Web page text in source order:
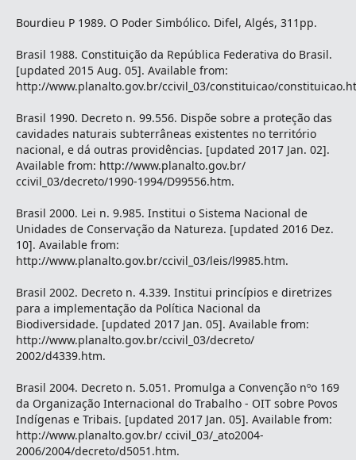
Bourdieu P 1989. O Poder Simbólico. Difel, Algés, 311pp.
Brasil 1988. Constituição da República Federativa do Brasil.
[updated 2015 Aug. 05]. Available from:
http://www.planalto.gov.br/ccivil_03/constituicao/
Brasil 1990. Decreto n. 99.556. Dispõe sobre a proteção das
cavidades naturais subterrâneas existentes no território
nacional, e dá outras providências. [updated 2017 Jan. 02].
Available from: http://www.planalto.gov.br/
ccivil_03/decreto/1990-1994/D99556.htm.
Brasil 2000. Lei n. 9.985. Institui o Sistema Nacional de
Unidades de Conservação da Natureza. [updated 2016 Dez.
10]. Available from:
http://www.planalto.gov.br/ccivil_03/leis/l9985.htm.
Brasil 2002. Decreto n. 4.339. Institui princípios e diretrizes
para a implementação da Política Nacional da
Biodiversidade. [updated 2017 Jan. 05]. Available from:
http://www.planalto.gov.br/ccivil_03/decreto/
2002/d4339.htm.
Brasil 2004. Decreto n. 5.051. Promulga a Convenção nºo 169
da Organização Internacional do Trabalho - OIT sobre Povos
Indígenas e Tribais. [updated 2017 Jan. 05]. Available from:
http://www.planalto.gov.br/ ccivil_03/_ato2004-
2006/2004/decreto/d5051.htm.